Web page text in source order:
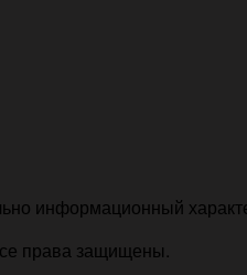
информационный
права защищены.